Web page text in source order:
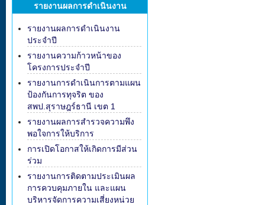
รายงานผลการดำเนินงาน
รายงานผลการดำเนินงาน
ประจำปี
รายงานความก้าวหน้าของ
โครงการประจำปี
รายงานการดำเนินการตามแผน
ป้องกันการทุจริต ของ
สพป.สุราษฎร์ธานี เขต 1
รายงานผลการสำรวจความพึง
พอใจการให้บริการ
การเปิดโอกาสให้เกิดการมีส่วน
ร่วม
รายงานการติดตามประเมินผล
การควบคุมภายใน และแผน
บริหารจัดการความเสี่ยงหน่วย